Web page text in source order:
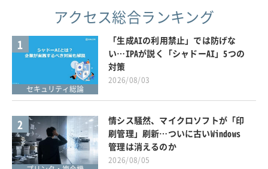
アクセス総合ランキング
1
セキュリティ総論
「生成AIの利用禁止」では防げな
い…IPAが説く「シャドーAI」5つの
対策
2026/08/03
2
情シス騒然、マイクロソフトが「印
刷管理」刷新…ついに古いWindows
管理は消えるのか
2026/08/05